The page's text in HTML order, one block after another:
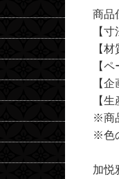
商品
【
【
【
【
【
※商
※色
加悦